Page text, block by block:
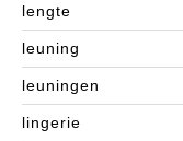
lengte
leuning
leuningen
lingerie